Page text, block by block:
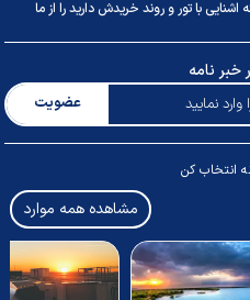
اشنایی با تور و روند خریدش دارید را از ما
نامه
عضویت
انتخاب کن
مشاهده همه موارد